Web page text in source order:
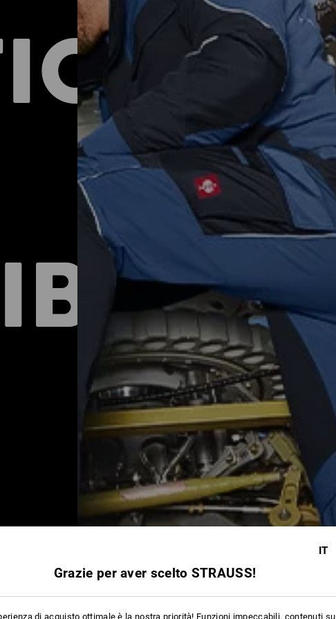
IT
Grazie per aver scelto STRAUSS!
di acquisto ottimale è la nostra priorità! Funzioni impeccabili, contenuti su